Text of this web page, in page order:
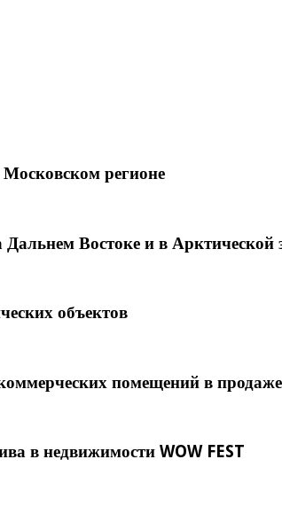
регионе
Востоке и в Арктической
объектов
помещений в продаже
в недвижимости WOW FEST